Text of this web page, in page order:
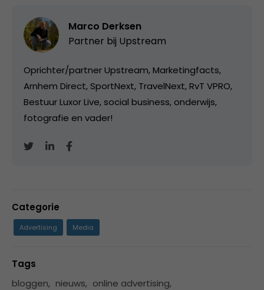
Marco Derksen
Partner bij Upstream
Oprichter/partner Upstream, Marketingfacts,
Arnhem Direct, SportNext, TravelNext, RvT VPRO,
Bestuur Luxor Live, social business, onderwijs,
fotografie en vader!
Categorie
Advertising Media
Tags
bloggen, nieuws, online advertising,